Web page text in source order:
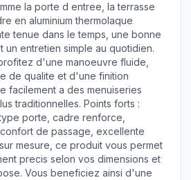
la porte d entree, la terrasse
en aluminium thermolaque
tenue dans le temps, une bonne
un entretien simple au quotidien.
d'une manoeuvre fluide,
de qualite et d'une finition
facilement a des menuiseries
traditionnelles. Points forts :
porte, cadre renforce,
de passage, excellente
mesure, ce produit vous permet
precis selon vos dimensions et
Vous beneficiez ainsi d'une